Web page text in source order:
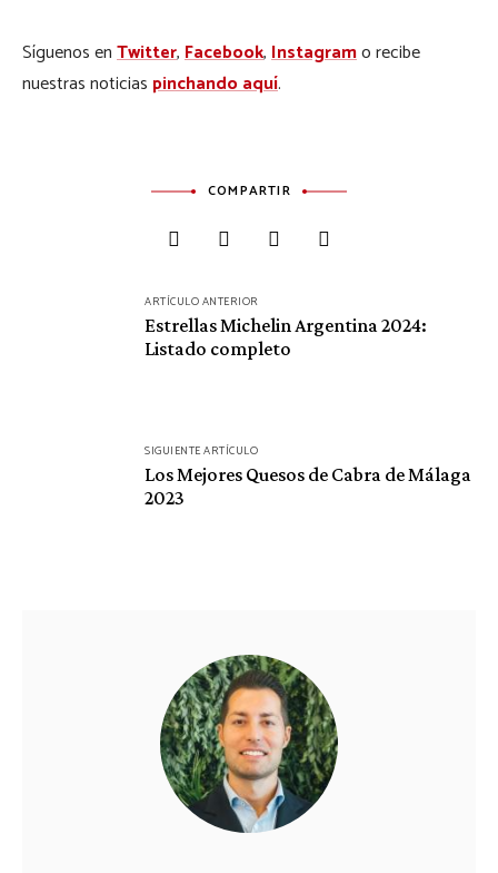
Síguenos enTwitter,Facebook,Instagramo recibe
nuestras noticias pinchando aquí.
COMPARTIR
ARTÍCULO ANTERIOR
Estrellas Michelin Argentina 2024:
Listado completo
SIGUIENTE ARTÍCULO
Los Mejores Quesos de Cabra de Málaga
2023